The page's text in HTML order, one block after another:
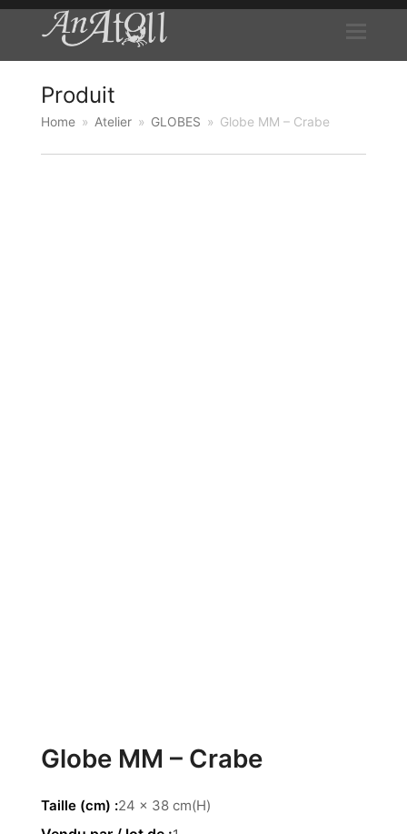
Produit
Home » Atelier » GLOBES » Globe MM – Crabe
Globe MM – Crabe
Taille (cm) 24 x 38 cm(H)